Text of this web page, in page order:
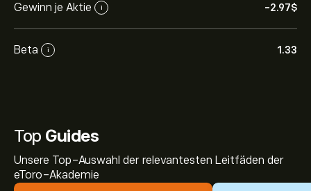
Gewinn je Aktie i -2.97‎$‎
Beta i 1.33
Top Guides
Unsere Top-Auswahl der relevantesten Leitfäden der
eToro-Akademie